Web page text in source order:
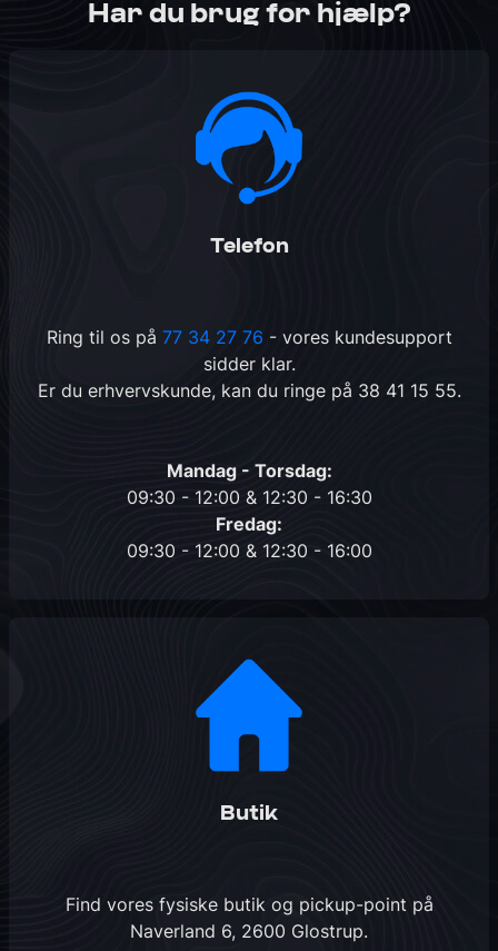
Har du brug for hjælp?
Telefon
Ring til os på 77 34 27 76 - vores kundesupport
sidder klar.
Er du erhvervskunde, kan du ringe på 38 41 15 55.
Mandag - Torsdag:
09:30 - 12:00 & 12:30 - 16:30
Fredag:
09:30 - 12:00 & 12:30 - 16:00
Butik
Find vores fysiske butik og pickup-point på
Naverland 6, 2600 Glostrup.